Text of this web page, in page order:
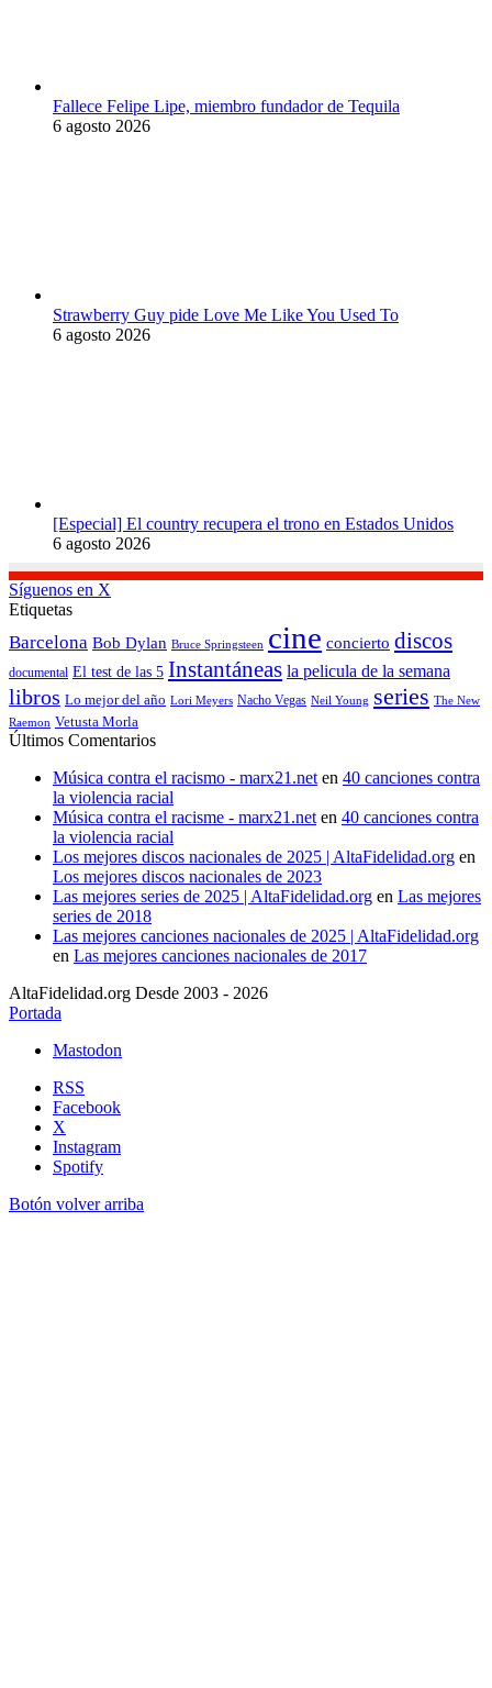
Fallece Felipe Lipe, miembro fundador de Tequila
6 agosto 2026
Strawberry Guy pide Love Me Like You Used To
6 agosto 2026
[Especial] El country recupera el trono en Estados Unidos
6 agosto 2026
Síguenos en X
Etiquetas
Barcelona Bob Dylan Bruce Springsteen cine concierto discos
documental El test de las 5 Instantáneas la pelicula de la semana
libros Lo mejor del año Lori Meyers Nacho Vegas Neil Young series The New
Raemon Vetusta Morla
Últimos Comentarios
Música contra el racismo - marx21.net en 40 canciones contra
la violencia racial
Música contra el racisme - marx21.net en 40 canciones contra
la violencia racial
Los mejores discos nacionales de 2025 | AltaFidelidad.org en
Los mejores discos nacionales de 2023
Las mejores series de 2025 | AltaFidelidad.org en Las mejores
series de 2018
Las mejores canciones nacionales de 2025 | AltaFidelidad.org
en Las mejores canciones nacionales de 2017
AltaFidelidad.org Desde 2003 - 2026
Portada
Mastodon
RSS
Facebook
X
Instagram
Spotify
Botón volver arriba